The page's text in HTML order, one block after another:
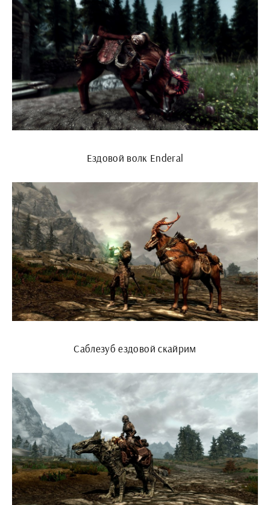
Ездовой волк Enderal
Саблезуб ездовой скайрим